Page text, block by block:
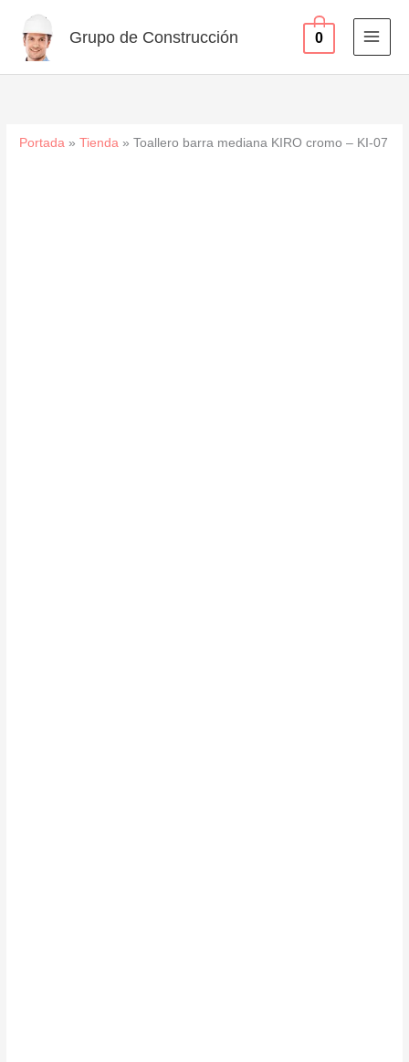
contenido
Grupo de Construcción 0
Portada »Tienda »Toallero barra mediana KIRO cromo – KI-07
KI-
07